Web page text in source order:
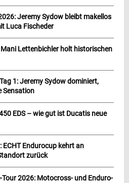
Jeremy Sydow bleibt makellos
Luca Fischeder
Lettenbichler holt historischen
1: Jeremy Sydow dominiert,
Sensation
EDS – wie gut ist Ducatis neue
Endurocup kehrt an
zurück
2026: Motocross- und Enduro-